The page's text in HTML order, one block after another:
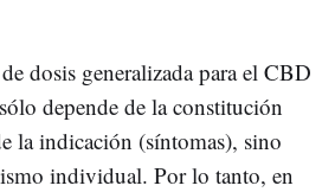
dosis generalizada para el CBD
depende de la constitución
la indicación (síntomas), sino
individual. Por lo tanto, en